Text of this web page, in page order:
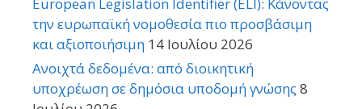
την ευρωπαϊκή νομοθεσία πιο προσβάσιμη
και αξιοποιήσιμη 14 Ιουλίου 2026
Ανοιχτά δεδομένα: από διοικητική
υποχρέωση σε δημόσια υποδομή γνώσης 8